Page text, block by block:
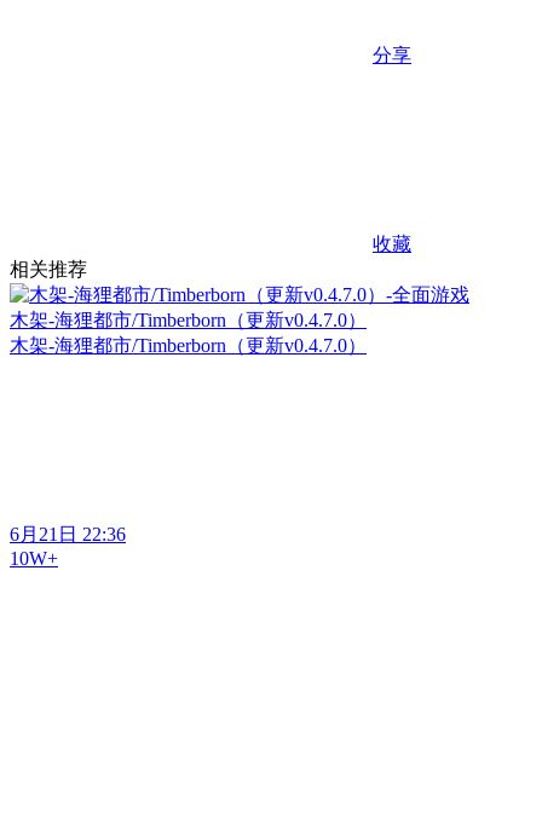
分享
收藏
相关推荐
木架-海狸都市/Timberborn（更新v0.4.7.0）
木架-海狸都市/Timberborn（更新v0.4.7.0）
6月21日 22:36
10W+